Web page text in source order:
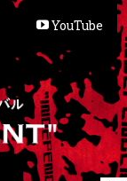
YouTube